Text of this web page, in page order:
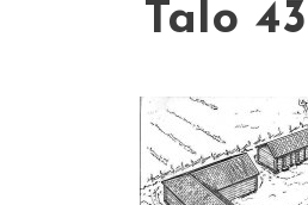
Talo